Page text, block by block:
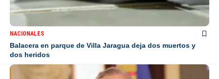
NACIONALES
Balacera en parque de Villa Jaragua deja dos muertos y
dos heridos